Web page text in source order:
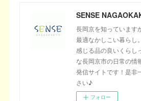
長岡京を知っています
最適なかしこい暮らし
感じる品の良いくらし
な長岡京市の日常の情
発信サイトです！是非
さい♪
フォロー